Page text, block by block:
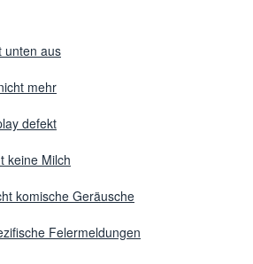
unten aus
mehr
defekt
keine Milch
komische Geräusche
Felermeldungen